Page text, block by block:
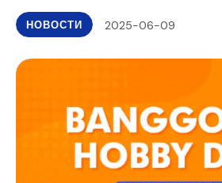
НОВОСТИ 2025-06-09